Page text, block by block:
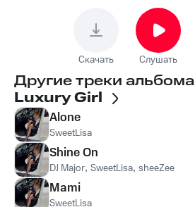
Скачать Слушать
Другие треки альбома
Luxury Girl
Alone
SweetLisa
Shine On
DJ Major, SweetLisa, sheeZee
Mami
SweetLisa